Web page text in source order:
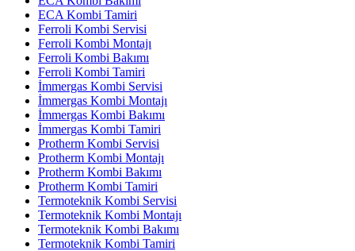
ECA Kombi Tamiri
Ferroli Kombi Servisi
Ferroli Kombi Montajı
Ferroli Kombi Bakımı
Ferroli Kombi Tamiri
İmmergas Kombi Servisi
İmmergas Kombi Montajı
İmmergas Kombi Bakımı
İmmergas Kombi Tamiri
Protherm Kombi Servisi
Protherm Kombi Montajı
Protherm Kombi Bakımı
Protherm Kombi Tamiri
Termoteknik Kombi Servisi
Termoteknik Kombi Montajı
Termoteknik Kombi Bakımı
Termoteknik Kombi Tamiri